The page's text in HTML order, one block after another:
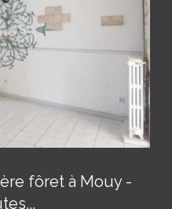
bien
fôret à Mouy -